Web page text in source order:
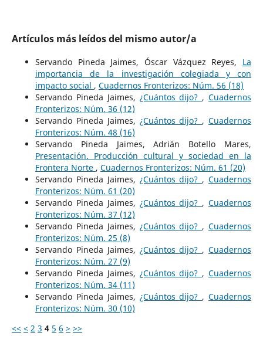
Artículos más leídos del mismo autor/a
Servando Pineda Jaimes, Óscar Vázquez Reyes, La
importancia de la investigación colegiada y con
impacto social , Cuadernos Fronterizos: Núm. 56 (18)
Servando Pineda Jaimes, ¿Cuántos dijo? ,Cuadernos
Fronterizos: Núm. 36 (12)
Servando Pineda Jaimes, ¿Cuántos dijo? ,Cuadernos
Fronterizos: Núm. 48 (16)
Servando Pineda Jaimes, Adrián Botello Mares,
Presentación. Producción cultural y sociedad en la
Frontera Norte , Cuadernos Fronterizos: Núm. 61 (20)
Servando Pineda Jaimes, ¿Cuántos dijo? ,Cuadernos
Fronterizos: Núm. 61 (20)
Servando Pineda Jaimes, ¿Cuántos dijo? ,Cuadernos
Fronterizos: Núm. 37 (12)
Servando Pineda Jaimes, ¿Cuántos dijo? ,Cuadernos
Fronterizos: Núm. 25 (8)
Servando Pineda Jaimes, ¿Cuántos dijo? ,Cuadernos
Fronterizos: Núm. 27 (9)
Servando Pineda Jaimes, ¿Cuántos dijo? ,Cuadernos
Fronterizos: Núm. 34 (11)
Servando Pineda Jaimes, ¿Cuántos dijo? ,Cuadernos
Fronterizos: Núm. 30 (10)
<< < 2 3 4 5 6 > >>